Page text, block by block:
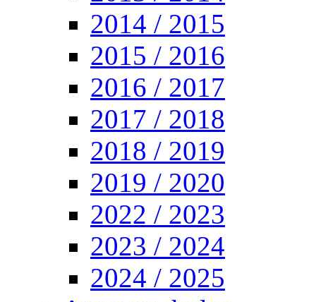
2014 / 2015
2015 / 2016
2016 / 2017
2017 / 2018
2018 / 2019
2019 / 2020
2022 / 2023
2023 / 2024
2024 / 2025